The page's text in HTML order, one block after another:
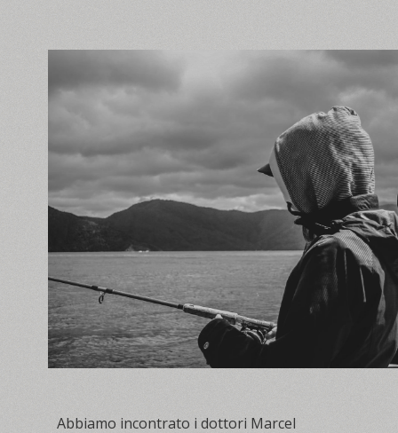
Abbiamo incontrato i dottori Marcel